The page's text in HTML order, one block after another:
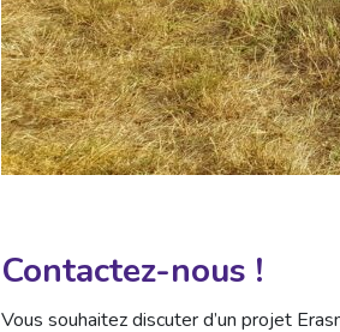
Contactez-nous !
Vous souhaitez discuter d’un projet